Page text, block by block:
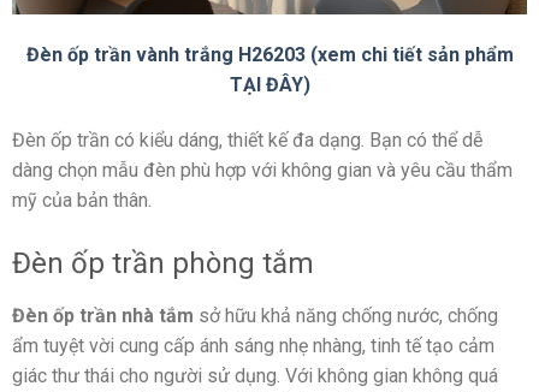
Đèn ốp trần vành trắng H26203 (xem chi tiết sản phẩm
TẠI ĐÂY)
Đèn ốp trần có kiểu dáng, thiết kế đa dạng. Bạn có thể dễ
dàng chọn mẫu đèn phù hợp với không gian và yêu cầu thẩm
mỹ của bản thân.
Đèn ốp trần phòng tắm
Đèn ốp trần nhà tắm sở hữu khả năng chống nước, chống
ẩm tuyệt vời cung cấp ánh sáng nhẹ nhàng, tinh tế tạo cảm
giác thư thái cho người sử dụng. Với không gian không quá